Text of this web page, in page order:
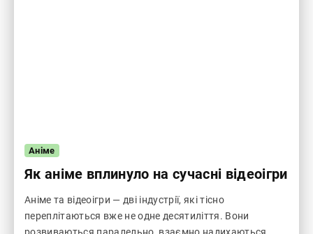
Аніме
Як аніме вплинуло на сучасні відеоігри
Аніме та відеоігри — дві індустрії, які тісно
переплітаються вже не одне десятиліття. Вони